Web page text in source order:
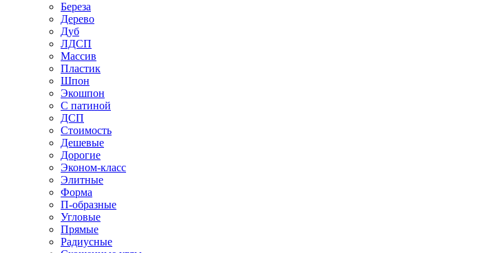
Береза
Дерево
Дуб
ЛДСП
Массив
Пластик
Шпон
Экошпон
С патиной
ДСП
Стоимость
Дешевые
Дорогие
Эконом-класс
Элитные
Форма
П-образные
Угловые
Прямые
Радиусные